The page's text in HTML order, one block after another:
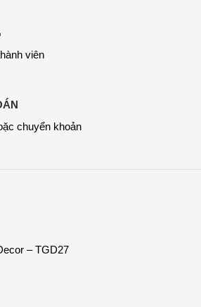
viên
chuyển khoản
– TGD27